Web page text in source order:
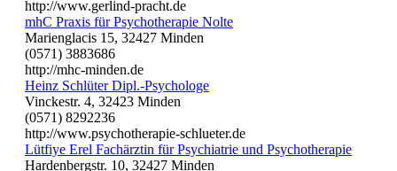
http://www.gerlind-pracht.de
mhC Praxis für Psychotherapie Nolte
Marienglacis 15, 32427 Minden
(0571) 3883686
http://mhc-minden.de
Heinz Schlüter Dipl.-Psychologe
Vinckestr. 4, 32423 Minden
(0571) 8292236
http://www.psychotherapie-schlueter.de
Lütfiye Erel Fachärztin für Psychiatrie und Psychotherapie
Hardenbergstr. 10, 32427 Minden